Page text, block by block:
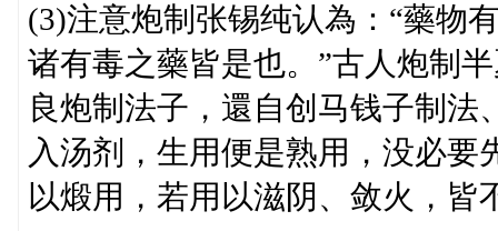
(3)注意炮制张锡纯认為：“藥物
诸有毒之藥皆是也。”古人炮制
良炮制法子，還自创马钱子制
入汤剂，生用便是熟用，没必
以煅用，若用以滋阴、敛火，皆